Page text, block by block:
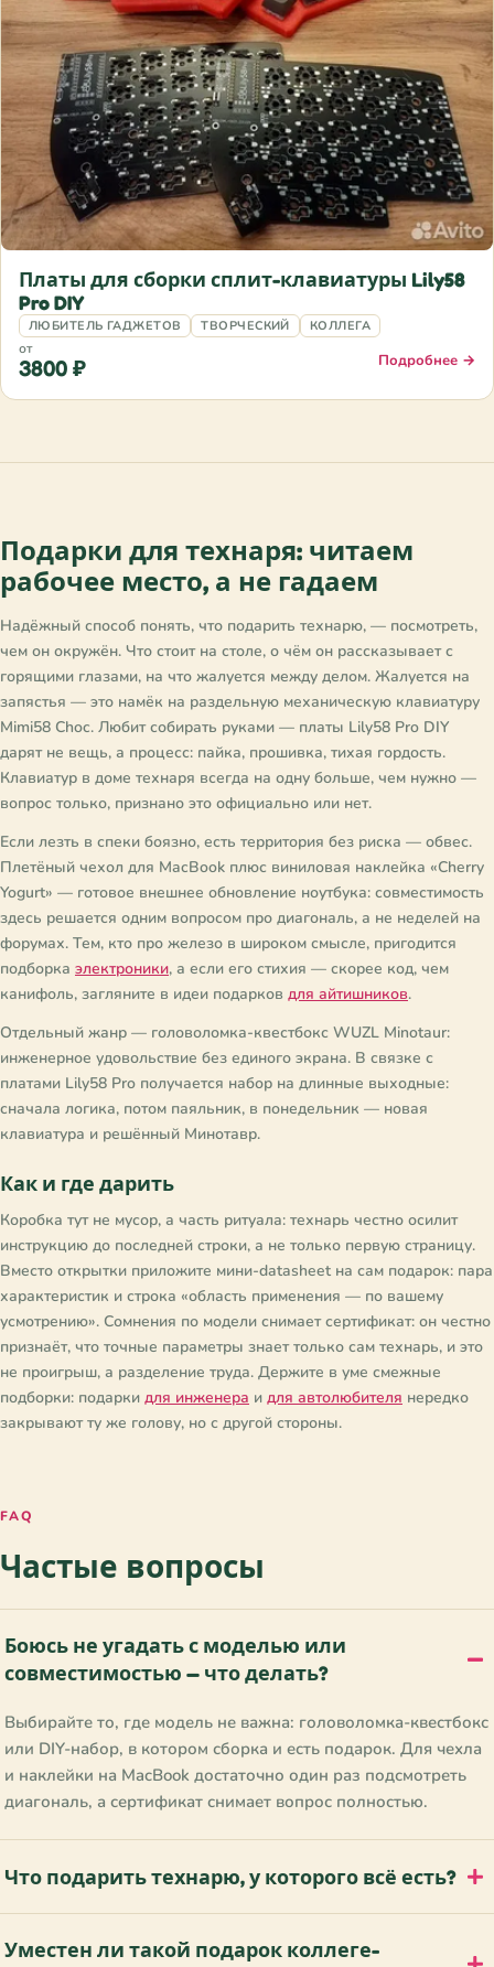
Платы для сборки сплит-клавиатуры Lily58
Pro DIY
ЛЮБИТЕЛЬ ГАДЖЕТОВ ТВОРЧЕСКИЙ КОЛЛЕГА
от
3800 ₽ Подробнее →
Подарки для технаря: читаем
рабочее место, а не гадаем
Надёжный способ понять, что подарить технарю, — посмотреть,
чем он окружён. Что стоит на столе, о чём он рассказывает с
горящими глазами, на что жалуется между делом. Жалуется на
запястья — это намёк на раздельную механическую клавиатуру
Mimi58 Choc. Любит собирать руками — платы Lily58 Pro DIY
дарят не вещь, а процесс: пайка, прошивка, тихая гордость.
Клавиатур в доме технаря всегда на одну больше, чем нужно —
вопрос только, признано это официально или нет.
Если лезть в спеки боязно, есть территория без риска — обвес.
Плетёный чехол для MacBook плюс виниловая наклейка «Cherry
Yogurt» — готовое внешнее обновление ноутбука: совместимость
здесь решается одним вопросом про диагональ, а не неделей на
форумах. Тем, кто про железо в широком смысле, пригодится
подборка электроники, а если его стихия — скорее код, чем
канифоль, загляните в идеи подарков для айтишников.
Отдельный жанр — головоломка-квестбокс WUZL Minotaur:
инженерное удовольствие без единого экрана. В связке с
платами Lily58 Pro получается набор на длинные выходные:
сначала логика, потом паяльник, в понедельник — новая
клавиатура и решённый Минотавр.
Как и где дарить
Коробка тут не мусор, а часть ритуала: технарь честно осилит
инструкцию до последней строки, а не только первую страницу.
Вместо открытки приложите мини-datasheet на сам подарок: пара
характеристик и строка «область применения — по вашему
усмотрению». Сомнения по модели снимает сертификат: он честно
признаёт, что точные параметры знает только сам технарь, и это
не проигрыш, а разделение труда. Держите в уме смежные
подборки: подарки для инженера и для автолюбителя нередко
закрывают ту же голову, но с другой стороны.
FAQ
Частые вопросы
Боюсь не угадать с моделью или
совместимостью — что делать?
Выбирайте то, где модель не важна: головоломка-квестбокс
или DIY-набор, в котором сборка и есть подарок. Для чехла
и наклейки на MacBook достаточно один раз подсмотреть
диагональ, а сертификат снимает вопрос полностью.
Что подарить технарю, у которого всё есть?
Уместен ли такой подарок коллеге-